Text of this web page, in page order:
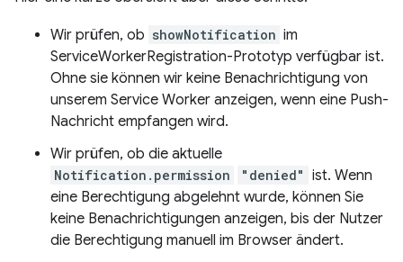
Wir prüfen, ob showNotification im
ServiceWorkerRegistration-Prototyp verfügbar ist.
Ohne sie können wir keine Benachrichtigung von
unserem Service Worker anzeigen, wenn eine Push-
Nachricht empfangen wird.
Wir prüfen, ob die aktuelle
Notification.permission "denied" ist. Wenn
eine Berechtigung abgelehnt wurde, können Sie
keine Benachrichtigungen anzeigen, bis der Nutzer
die Berechtigung manuell im Browser ändert.